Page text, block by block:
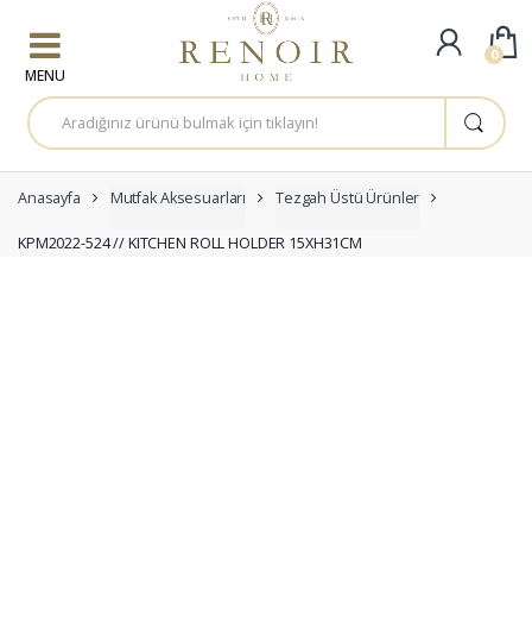
A
r
a
a
:
Anasayfa Mutfak Aksesuarları Tezgah Üstü Ürünler
KPM2022-524 // KITCHEN ROLL HOLDER 15XH31CM
0